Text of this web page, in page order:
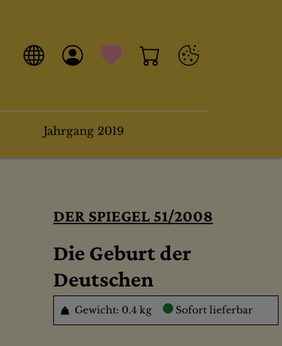
Jahrgang 2019
DER SPIEGEL 51/2008
Die Geburt der
Deutschen
Gewicht: 0.4 kg ● Sofort lieferbar